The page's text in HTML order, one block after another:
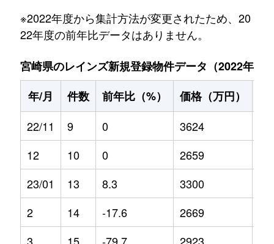
※2022年度から集計方法が変更されたため、20
22年度の前年比データはありません。
宮崎県のレインズ新規登録物件データ（2022年11
年/月
件数 前年比（%） 価格（万円）
22/11
9 0 3624
12
10 0 2659
23/01
13 8.3 3300
2
14 -17.6 2669